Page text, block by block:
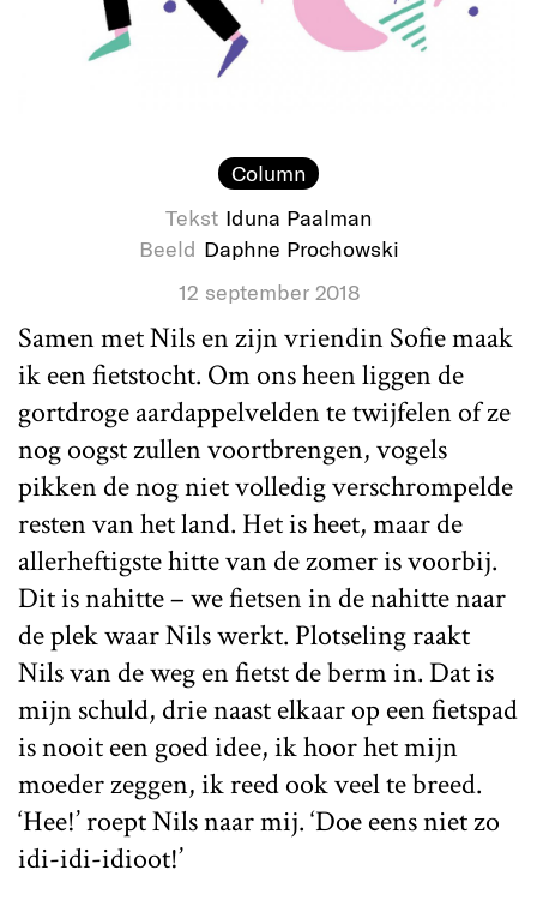
Column
Tekst Iduna Paalman
Beeld Daphne Prochowski
12 september 2018
Samen met Nils en zijn vriendin Sofie maak
ik een fietstocht. Om ons heen liggen de
gortdroge aardappelvelden te twijfelen of ze
nog oogst zullen voortbrengen, vogels
pikken de nog niet volledig verschrompelde
resten van het land. Het is heet, maar de
allerheftigste hitte van de zomer is voorbij.
Dit is nahitte – we fietsen in de nahitte naar
de plek waar Nils werkt. Plotseling raakt
Nils van de weg en fietst de berm in. Dat is
mijn schuld, drie naast elkaar op een fietspad
is nooit een goed idee, ik hoor het mijn
moeder zeggen, ik reed ook veel te breed.
‘Hee!’ roept Nils naar mij. ‘Doe eens niet zo
idi-idi-idioot!’